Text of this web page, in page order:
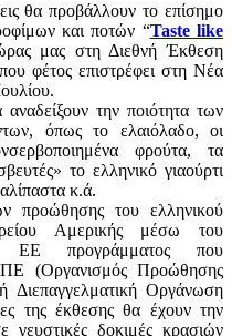
θα προβάλλουν το επίσημο
και ποτών “Taste like
μας στη Διεθνή Έκθεση
φέτος επιστρέφει στη Νέα
την ποιότητα των
όπως το ελαιόλαδο, οι
φρούτα, τα
το ελληνικό γιαούρτι
κ.ά.
προώθησης του ελληνικού
Αμερικής μέσω του
ΕΕ προγράμματος που
(Οργανισμός Προώθησης
Οργάνωση
της έκθεσης θα έχουν την
γευστικές δοκιμές κρασιών